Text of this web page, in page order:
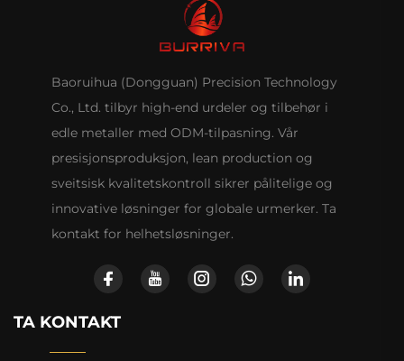
Baoruihua (Dongguan) Precision Technology
Co., Ltd. tilbyr high-end urdeler og tilbehør i
edle metaller med ODM-tilpasning. Vår
presisjonsproduksjon, lean production og
sveitsisk kvalitetskontroll sikrer pålitelige og
innovative løsninger for globale urmerker. Ta
kontakt for helhetsløsninger.
TA KONTAKT